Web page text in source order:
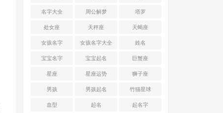
名字大全 周公解梦 塔罗
处女座 天秤座 天蝎座
女孩名字 女孩名字大全 姓名
宝宝名字 宝宝起名 巨蟹座
星座 星座运势 狮子座
男孩 男孩起名 竹猫星球
血型 起名 起名字